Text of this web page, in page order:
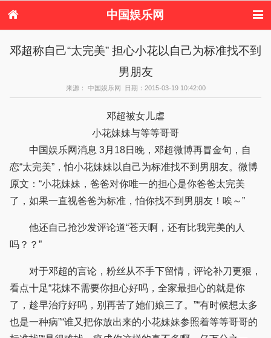
中国娱乐网
电视剧
演唱会 综艺节目
偶像活动
邓超称自己“太完美” 担心小花以自己为标准找不到
男朋友
来源： 中国娱乐网 日期：2015-03-19 10:42:00
邓超被女儿虐
小花妹妹与等等哥哥
中国娱乐网消息 3月18日晚，邓超微博再冒金句，自
恋“太完美”，怕小花妹妹以自己为标准找不到男朋友。微博
原文：“小花妹妹，爸爸对你唯一的担心是你爸爸太完美
了，如果一直视爸爸为标准，怕你找不到男朋友！唉～”
他还自己抢沙发评论道“苍天啊，还有比我完美的人
吗？？”
对于邓超的言论，粉丝从不手下留情，评论补刀更狠，
看点十足“花妹不需要你担心好吗，全家最担心的就是你
了，趁早治疗好吗，别再苦了她们娘三了。”“有时候想太多
也是一种病”“谁又把你放出来的小花妹妹参照着等等哥哥的